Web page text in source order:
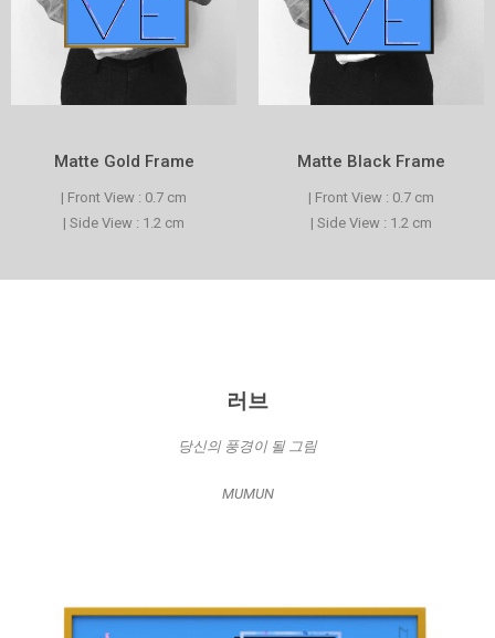
Matte Gold Frame
| Front View : 0.7 cm
| Side View : 1.2 cm
Matte Black Frame
| Front View : 0.7 cm
| Side View : 1.2 cm
러브
당신의 풍경이 될 그림
MUMUN